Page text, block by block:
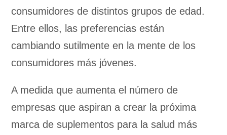
consumidores de distintos grupos de edad.
Entre ellos, las preferencias están
cambiando sutilmente en la mente de los
consumidores más jóvenes.
A medida que aumenta el número de
empresas que aspiran a crear la próxima
marca de suplementos para la salud más